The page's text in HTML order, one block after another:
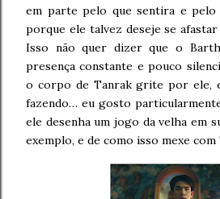
em parte pelo que sentira e
porque ele talvez deseje se afastar
Isso não quer dizer que o
presença constante e pouco
o corpo de Tanrak grite por ele,
fazendo… eu gosto
ele desenha um jogo da velha em
exemplo, e de como isso mexe com